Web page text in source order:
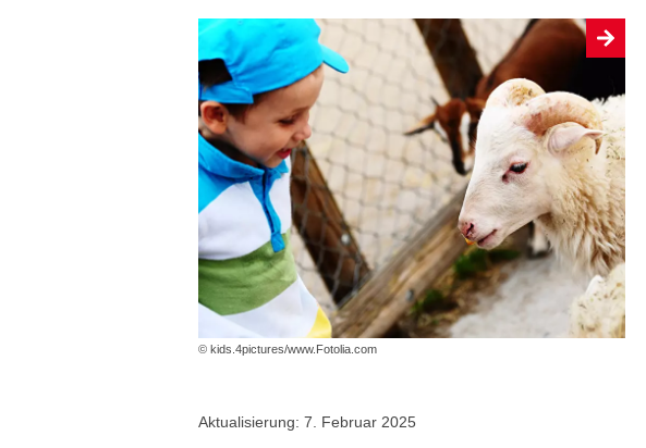
© kids.4pictures/www.Fotolia.com
Aktualisierung: 7. Februar 2025